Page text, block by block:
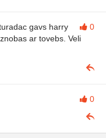
0
gavs harry
ar tovebs. Veli
0